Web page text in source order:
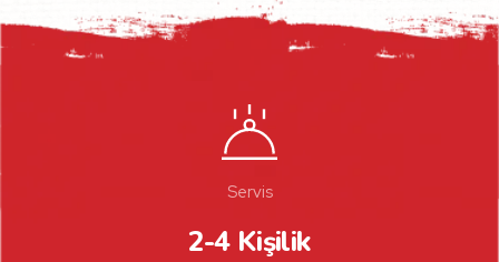
Servis
2-4 Kişilik